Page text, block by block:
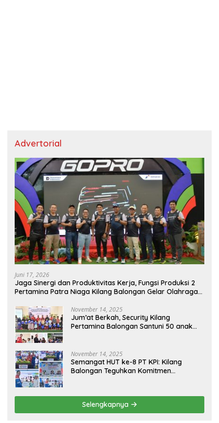
Advertorial
Juni 17, 2026
Jaga Sinergi dan Produktivitas Kerja, Fungsi Produksi 2
Pertamina Patra Niaga Kilang Balongan Gelar Olahraga
November 14, 2025
Jum’at Berkah, Security Kilang
Pertamina Balongan Santuni 50 anak
November 14, 2025
Semangat HUT ke-8 PT KPI: Kilang
Balongan Teguhkan Komitmen
Pendidikan
Selengkapnya